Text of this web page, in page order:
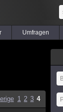
Umfragen
1 2 3 4